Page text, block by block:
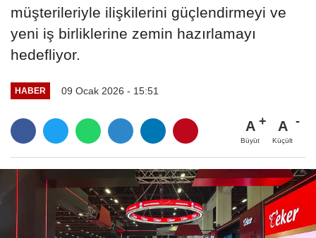
müşterileriyle ilişkilerini güçlendirmeyi ve
yeni iş birliklerine zemin hazırlamayı
hedefliyor.
HABER 09 Ocak 2026 - 15:51
A
Büyüt
A
Küçült